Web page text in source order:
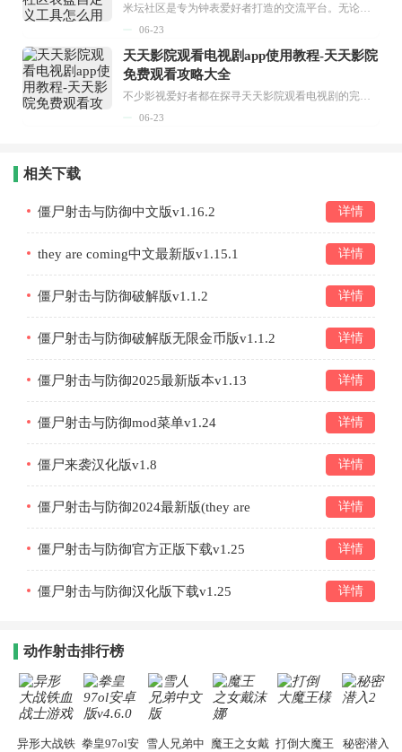
米坛社区是专为钟表爱好者打造的交流平台。无论你是初涉钟表领域的普通爱好者，还是拥有多年收藏经验的资深玩家，都能在此找到属于自己的天地。 无需注册，就能轻松参与其中。通过专业的讨论论坛与丰富的交互功能，你可与世界各地的钟表爱好者畅快交流。若你钟情于钟表，米坛社区无疑是值得一试的理想之选。在这里，你能获取最新的手表资讯，交流见解，提升鉴赏品味，让每一块手表都成为收藏故事中重要的一部分。感兴趣的朋友，不要错过下载机会。...
06-23
天天影院观看电视剧app使用教程-天天影院
免费观看攻略大全
不少影视爱好者都在探寻天天影院观看电视剧的完整方法，结合最新平台使用规则，本篇新手入门攻略全面讲解观看渠道、检索流程、播放设置以及画面模式调整等实用内容。全文适配手机、电脑等主流设备，步骤简洁易懂，无论是初次使用的新手，还是想要优化观影体验的用户，都能参照内容快速上手，熟练掌握平台各项操作技巧，轻松畅享影视内容。...
06-23
相关下载
僵尸射击与防御中文版v1.16.2 详情
they are coming中文最新版v1.15.1 详情
僵尸射击与防御破解版v1.1.2 详情
僵尸射击与防御破解版无限金币版v1.1.2 详情
僵尸射击与防御2025最新版本v1.13 详情
僵尸射击与防御mod菜单v1.24 详情
僵尸来袭汉化版v1.8 详情
僵尸射击与防御2024最新版(they are
详情
僵尸射击与防御官方正版下载v1.25 详情
僵尸射击与防御汉化版下载v1.25 详情
动作射击排行榜
异形大战铁 拳皇97ol安 雪人兄弟中 魔王之女戴 打倒大魔王
秘密潜入2